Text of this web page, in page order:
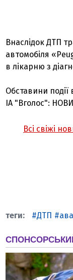
Внаслідок ДТП
автомобіля
в лікарню з
Обставини
ІА "Вголос":
Всі свіжі
ДТП